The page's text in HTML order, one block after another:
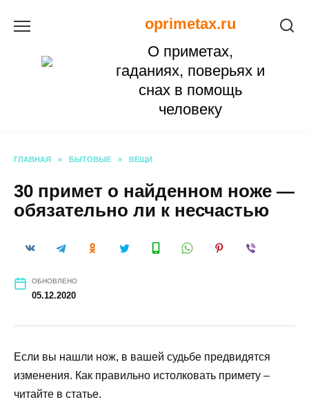
oprimetax.ru
О приметах,
гаданиях, поверьях и
снах в помощь
человеку
ГЛАВНАЯ » БЫТОВЫЕ » ВЕЩИ
30 примет о найденном ноже —
обязательно ли к несчастью
ОБНОВЛЕНО
05.12.2020
Если вы нашли нож, в вашей судьбе предвидятся
изменения. Как правильно истолковать примету –
читайте в статье.